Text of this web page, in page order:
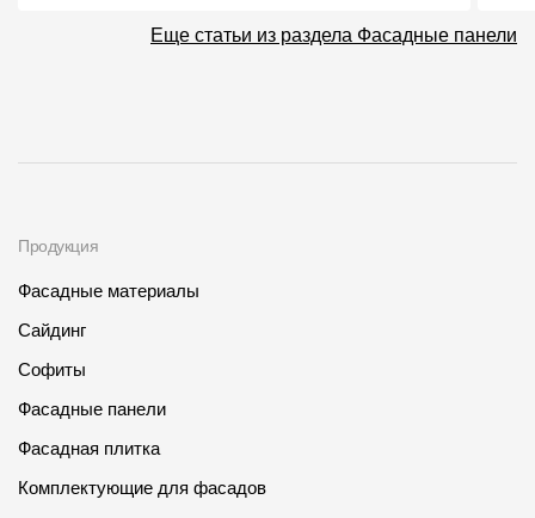
Еще статьи из раздела Фасадные панели
Продукция
Фасадные материалы
Сайдинг
Софиты
Фасадные панели
Фасадная плитка
Комплектующие для фасадов